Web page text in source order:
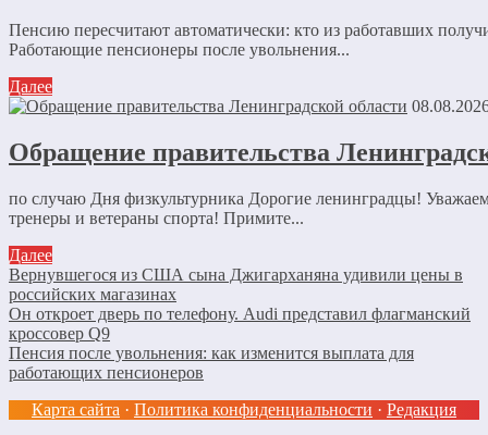
Пенсию пересчитают автоматически: кто из работавших
Работающие пенсионеры после увольнения...
Далее
Обращение правительства
по случаю Дня физкультурника Дорогие ленинградцы!
тренеры и ветераны спорта! Примите...
Далее
Вернувшегося из США сына Джигарханяна удивили цены в
российских магазинах
Он откроет дверь по телефону. Audi представил флагманский
кроссовер Q9
Пенсия после увольнения: как изменится выплата для
работающих пенсионеров
Карта сайта · Политика конфиденциальности · Редакция